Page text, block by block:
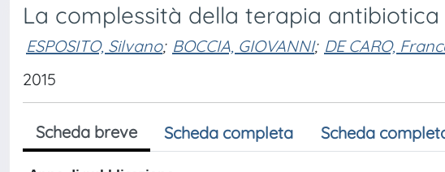
La complessità della terapia
ESPOSITO, Silvano; BOCCIA, GIOVANNI; DE CARO,
2015
Scheda breve Scheda completa Scheda